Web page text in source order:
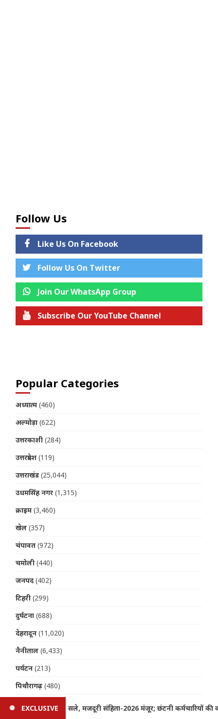
Follow Us
Like Us On Facebook
Follow Us On Twitter
Join Our WhatsApp Group
Subscribe Our YouTube Channel
Popular Categories
अध्यात्म (460)
अल्मोड़ा (622)
उत्तरकाशी (284)
उत्तरप्रदेश (119)
उत्तराखंड (25,044)
उधमसिंह नगर (1,315)
क्राइम (3,460)
खेल (357)
चंपावत (972)
चमोली (440)
जनपद (402)
टिहरी (299)
दुर्घटना (688)
देहरादून (11,020)
नैनीताल (6,433)
पर्यटन (213)
पिथौरागढ़ (480)
EXCLUSIVE
का रास्ता साफ Uttarakhand Accident: 250 मीटर गहरी